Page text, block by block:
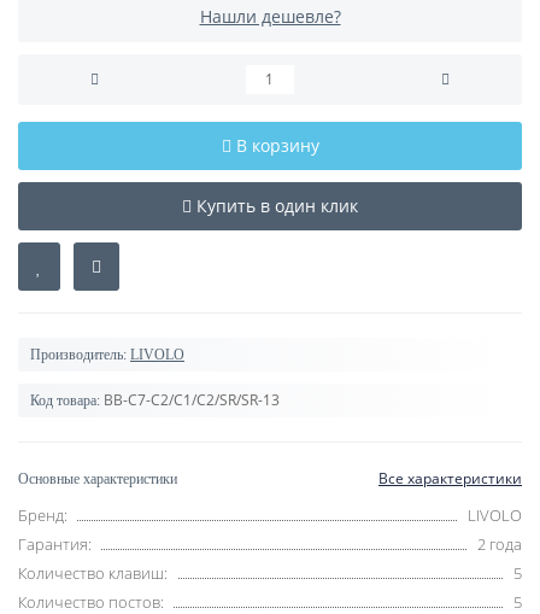
Нашли дешевле?
В корзину
Купить в один клик
Производитель: LIVOLO
Код товара: BB-C7-C2/C1/C2/SR/SR-13
Основные характеристики Все характеристики
Бренд:
LIVOLO
Гарантия:
2 года
Количество клавиш:
5
Количество постов:
5